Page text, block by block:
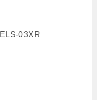
ELS-03XR